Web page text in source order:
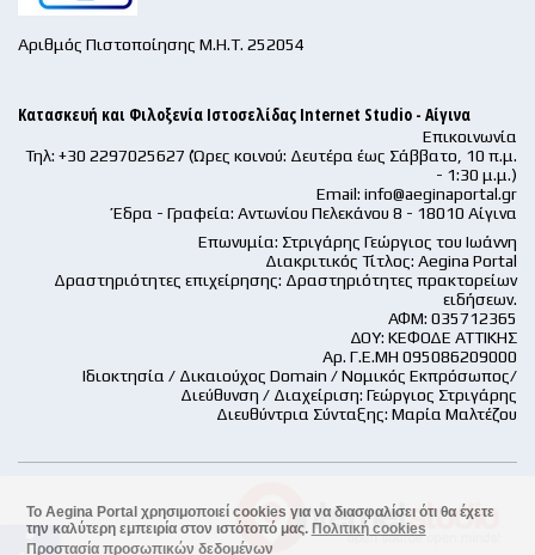
Το Aegina Portal χρησιμοποιεί cookies για να διασφαλίσει ότι θα έχετε
την καλύτερη εμπειρία στον ιστότοπό μας. Πολιτική cookies
Προστασία προσωπικών δεδομένων
Αριθμός Πιστοποίησης Μ.Η.Τ. 252054
Κατασκευή και Φιλοξενία Ιστοσελίδας Internet Studio - Αίγινα
Επικοινωνία
Τηλ: +30 2297025627 (Ώρες κοινού: Δευτέρα έως Σάββατο, 10 π.μ.
- 1:30 μ.μ.)
Email: info@aeginaportal.gr
Έδρα - Γραφεία: Αντωνίου Πελεκάνου 8 - 18010 Αίγινα
Επωνυμία: Στριγάρης Γεώργιος του Ιωάννη
Διακριτικός Τίτλος: Aegina Portal
Δραστηριότητες επιχείρησης: Δραστηριότητες πρακτορείων
ειδήσεων.
ΑΦΜ: 035712365
ΔΟΥ: ΚΕΦΟΔΕ ΑΤΤΙΚΗΣ
Αρ. Γ.Ε.ΜΗ 095086209000
Ιδιοκτησία / Δικαιούχος Domain / Νομικός Εκπρόσωπος/
Διεύθυνση / Διαχείριση: Γεώργιος Στριγάρης
Διευθύντρια Σύνταξης: Μαρία Μαλτέζου